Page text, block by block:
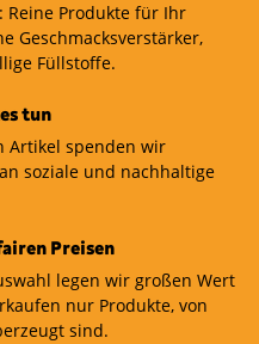
Reine Produkte für Ihr
Geschmacksverstärker,
Füllstoffe.
tun
Artikel spenden wir
soziale und nachhaltige
Preisen
legen wir großen Wert
nur Produkte, von
sind.